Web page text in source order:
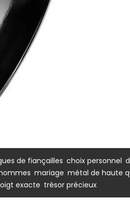
de fiançailles choix personnel
mariage métal de haute
exacte trésor précieux